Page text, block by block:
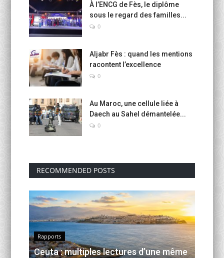
À l’ENCG de Fès, le diplôme
sous le regard des familles...
0
Aljabr Fès : quand les mentions
racontent l’excellence
0
Au Maroc, une cellule liée à
Daech au Sahel démantelée...
0
RECOMMENDED POSTS
Rapports
Ceuta : multiples lectures d’une même